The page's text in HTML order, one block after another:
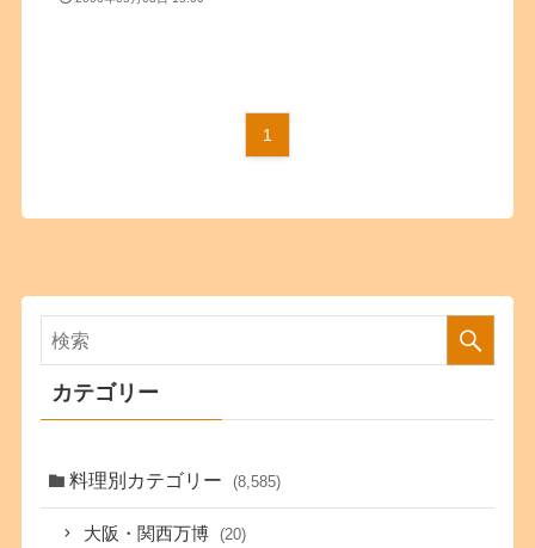
1
カテゴリー
料理別カテゴリー (8,585)
大阪・関西万博 (20)